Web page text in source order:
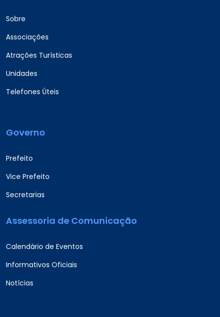
Sobre
Associações
Atrações Turísticas
Unidades
Telefones Úteis
Governo
Prefeito
Vice Prefeito
Secretarias
Assessoria de Comunicação
Calendário de Eventos
Informativos Oficiais
Notícias